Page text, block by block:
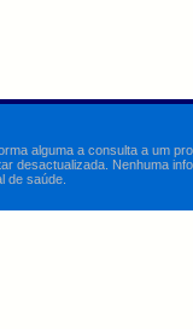
alguma a consulta a um
desactualizada. Nenhuma
de saúde.